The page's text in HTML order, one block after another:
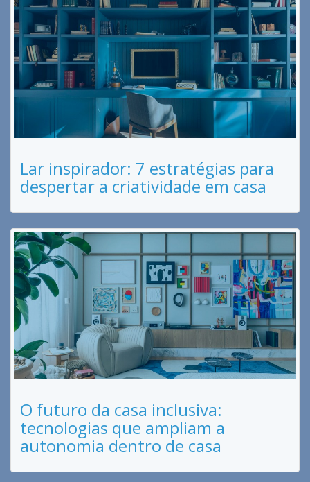
Lar inspirador: 7 estratégias para
despertar a criatividade em casa
O futuro da casa inclusiva:
tecnologias que ampliam a
autonomia dentro de casa